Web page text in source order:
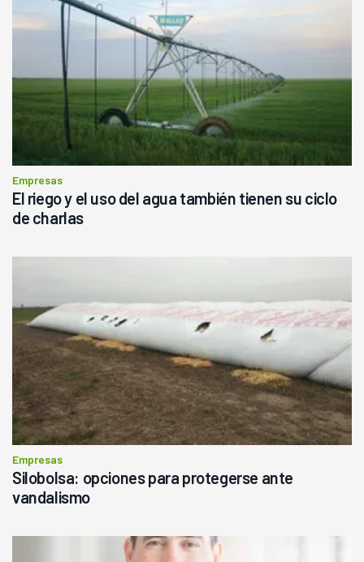
Empresas
El riego y el uso del agua también tienen su ciclo
de charlas
Empresas
Silobolsa: opciones para protegerse ante
vandalismo